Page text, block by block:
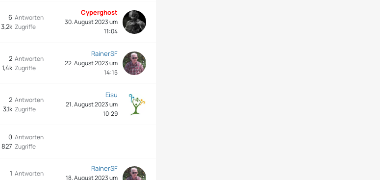
Antworten
6
Zugriffe
3,2k
Cyperghost
30. August 2023 um
11:04
Antworten
2
Zugriffe
1,4k
RainerSF
22. August 2023 um
14:15
Antworten
2
Zugriffe
3,1k
Eisu
21. August 2023 um
10:29
Antworten
0
Zugriffe
827
Antworten
1
RainerSF
18. August 2023 um